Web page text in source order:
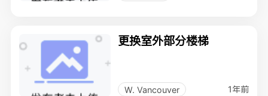
更换室外部分楼梯
W. Vancouver 1年前